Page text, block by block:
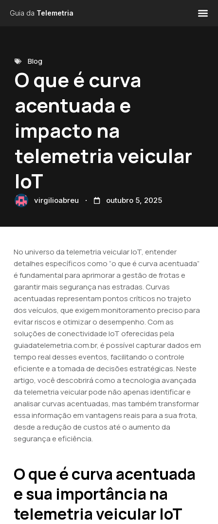
Guia da Telemetria
Blog
O que é curva
acentuada e
impacto na
telemetria veicular
IoT
virgilioabreu outubro 5, 2025
No universo da telemetria veicular IoT, entender
detalhes específicos como “o que é curva acentuada”
é fundamental para aprimorar a gestão de frotas e
garantir mais segurança nas estradas. Curvas
acentuadas representam pontos críticos no trajeto
dos veículos, que exigem monitoramento preciso para
evitar riscos e otimizar o desempenho. Com as
soluções de conectividade IoT oferecidas pela
guiadatelemetria.com.br, é possível capturar dados em
tempo real desses eventos, facilitando o controle
eficiente e a tomada de decisões estratégicas. Neste
artigo, você descobrirá como a tecnologia avançada
da telemetria veicular pode não apenas identificar e
analisar curvas acentuadas, mas também transformar
essa informação em vantagens reais para a sua frota,
desde a redução de custos até o aumento da
segurança e eficiência.
O que é curva acentuada
e sua importância na
telemetria veicular IoT